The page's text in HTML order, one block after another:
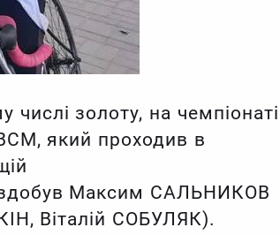
золоту, на чемпіонаті
який проходив в
здобув Максим САЛЬНИКОВ
Віталій СОБУЛЯК).